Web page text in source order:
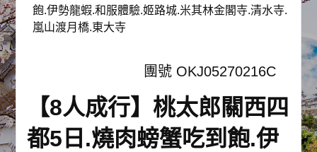
悠遊美加
遊輪河輪
世界臻旅
中東非洲
飽.伊勢龍蝦.和服體驗.姬路城.米其林金閣寺.清水寺.
嵐山渡月橋.東大寺
團號 OKJ05270216C
【8人成行】桃太郎關西四
都5日.燒肉螃蟹吃到飽.伊